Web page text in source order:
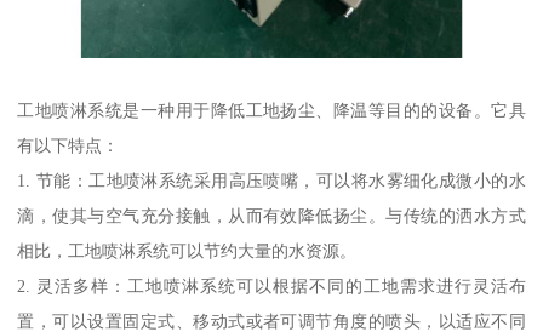
工地喷淋系统是一种用于降低工地扬尘、降温等目的的设备。它具
有以下特点：
1. 节能：工地喷淋系统采用高压喷嘴，可以将水雾细化成微小的水
滴，使其与空气充分接触，从而有效降低扬尘。与传统的洒水方式
相比，工地喷淋系统可以节约大量的水资源。
2. 灵活多样：工地喷淋系统可以根据不同的工地需求进行灵活布
置，可以设置固定式、移动式或者可调节角度的喷头，以适应不同